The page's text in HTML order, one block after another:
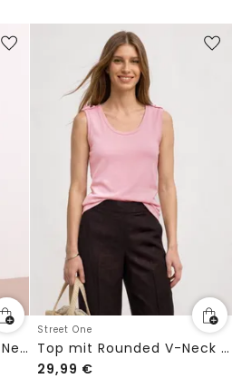
3/4-Arm Shirt mit Split Neck und Knöpfen
Street One
Top mit Rounded V-Neck und Knopfdetail
29,99 €